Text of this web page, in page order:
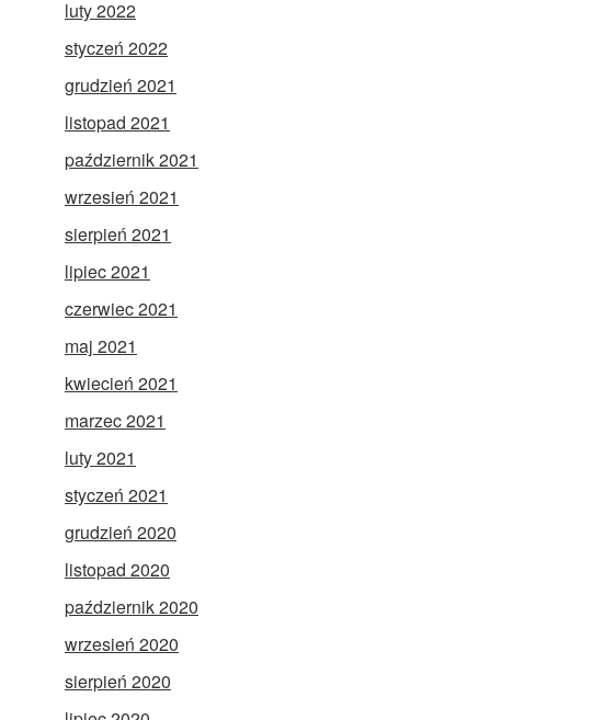
luty 2022
styczeń 2022
grudzień 2021
listopad 2021
październik 2021
wrzesień 2021
sierpień 2021
lipiec 2021
czerwiec 2021
maj 2021
kwiecień 2021
marzec 2021
luty 2021
styczeń 2021
grudzień 2020
listopad 2020
październik 2020
wrzesień 2020
sierpień 2020